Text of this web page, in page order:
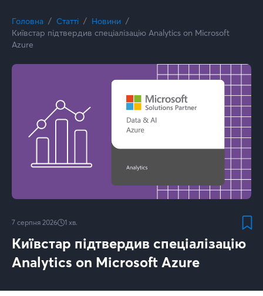
Головна Статті
Новини
Київстар підтвердив спеціалізацію Analytics on Microsoft
Azure
7 серпня 2026 1 хв.
Київстар підтвердив спеціалізацію
Analytics on Microsoft Azure